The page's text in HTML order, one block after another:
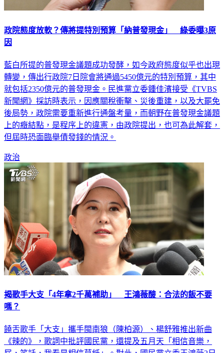
政院態度放軟？傳將提特別預算「納普發現金」 綠委曝3原
因
藍白所提的普發現金議題成功發酵，如今政府態度似乎也出現
轉變，傳出行政院7日院會將通過5450億元的特別預算，其中
就包括2350億元的普發現金。民進黨立委鍾佳濱接受《TVBS
新聞網》採訪時表示，因應關稅衝擊、災後重建，以及大罷免
後局勢，政院需要重新進行通盤考量，而朝野在普發現金議題
上的癥結點，是程序上的違憲，由政院提出，也可為此解套，
但屆時恐面臨舉債發錢的情況。
政治
揭歌手大支「4年拿2千萬補助」 王鴻薇酸：合法的飯不要
嗎？
饒舌歌手「大支」攜手閩南狼（陳柏源）、楊舒雅推出新曲
《辣的》，歌詞中批評國民黨，還提及五月天「相信音樂，